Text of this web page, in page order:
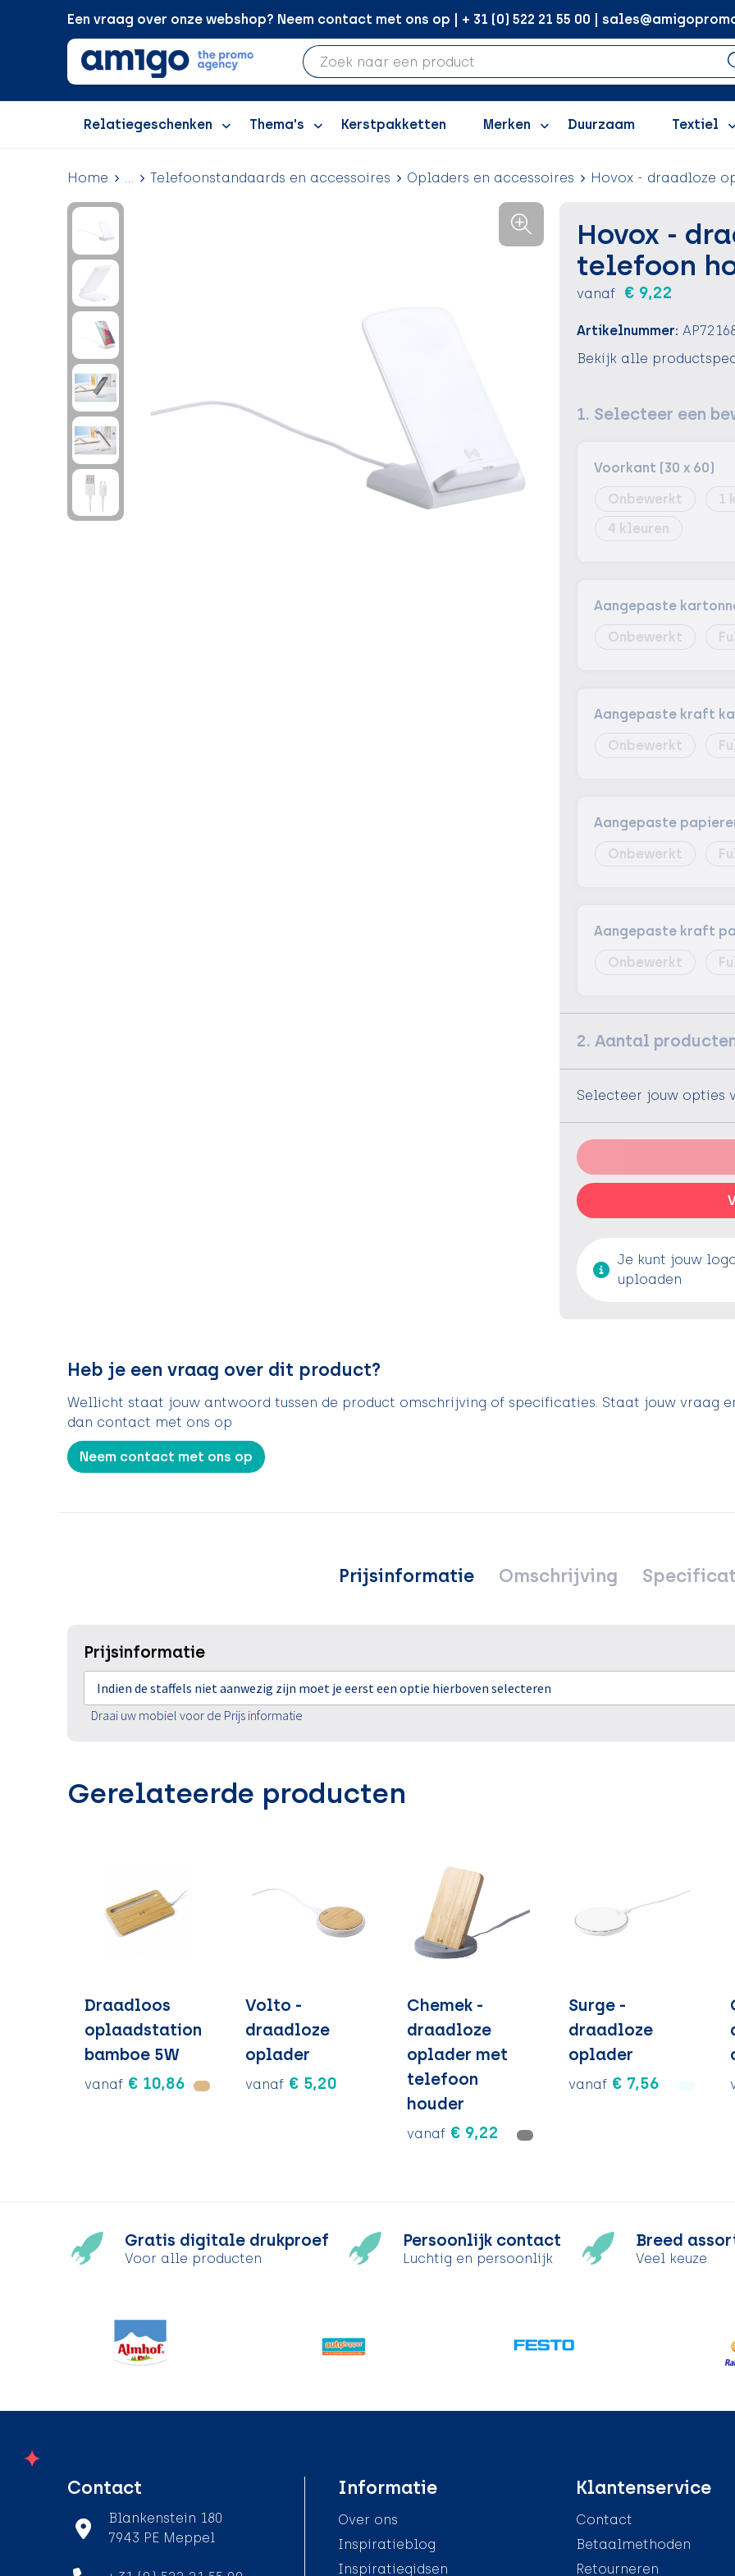
Een vraag over onze webshop? Neem contact met ons op | + 31 (0) 522 21 55 00 |
Relatiegeschenken Thema's Kerstpakketten Merken Duurzaam Textiel
Home ... Telefoonstandaards en accessoires Opladers en accessoires Hovox - draadloze
Hovox -
telefoon
vanaf € 9,22
Artikelnummer:
Bekijk alle
1. Selecteer een
Voorkant (30 x 60)
Onbewerkt
1
4
Aangepaste
Onbewerkt
Aangepaste kraft
Onbewerkt
Aangepaste
Onbewerkt
Aangepaste kraft
Onbewerkt
2. Aantal
Selecteer jouw opties
Je kunt jouw
uploaden
Heb je een vraag over dit product?
Wellicht staat jouw antwoord tussen de product omschrijving of specificaties. Staat jouw vraag
dan contact met ons op
Neem contact met ons op
Prijsinformatie Omschrijving
Prijsinformatie
Indien de staffels niet aanwezig zijn moet je eerst een optie hierboven selecteren
Draai uw mobiel voor de Prijs informatie
Gerelateerde producten
Draadloos
oplaadstation
bamboe 5W
vanaf € 10,86
Volto -
draadloze
oplader
vanaf € 5,20
Chemek -
draadloze
oplader met
telefoon
houder
vanaf € 9,22
Surge -
draadloze
oplader
vanaf € 7,56
Gratis digitale drukproef
Voor alle producten
Persoonlijk contact
Luchtig en persoonlijk
Breed
Veel keuze
Contact
Blankenstein 180
7943 PE Meppel
Informatie
Over ons
Inspiratieblog
Inspiratiegidsen
Klantenservice
Contact
Betaalmethoden
Retourneren